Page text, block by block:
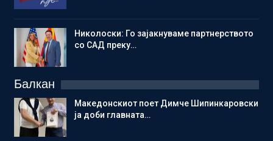
Николоски: Го зајакнуваме партнерството
со САД преку…
Балкан
Македонскиот поет Димче Шипинкаровски
ја доби главната…